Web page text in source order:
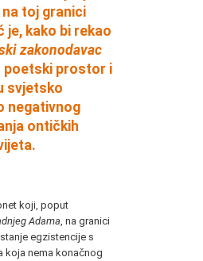
na toj granici
je, kako bi rekao
zakonodavac
poetski prostor i
svjetsko
negativnog
ontičkih
koji, poput
Adama , na granici
egzistencije s
koja nema konačnog